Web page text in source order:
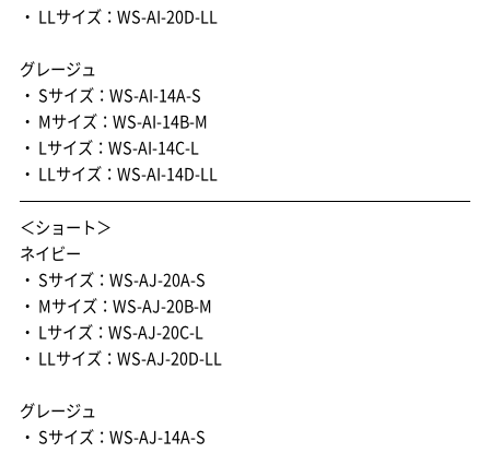
・ LLサイズ：WS-AI-20D-LL
グレージュ
・ Sサイズ：WS-AI-14A-S
・ Mサイズ：WS-AI-14B-M
・ Lサイズ：WS-AI-14C-L
・ LLサイズ：WS-AI-14D-LL
＜ショート＞
ネイビー
・ Sサイズ：WS-AJ-20A-S
・ Mサイズ：WS-AJ-20B-M
・ Lサイズ：WS-AJ-20C-L
・ LLサイズ：WS-AJ-20D-LL
グレージュ
・ Sサイズ：WS-AJ-14A-S